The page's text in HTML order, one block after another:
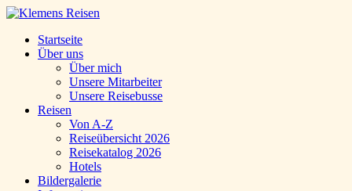
Startseite
Über uns
Über mich
Unsere Mitarbeiter
Unsere Reisebusse
Reisen
Von A-Z
Reiseübersicht 2026
Reisekatalog 2026
Hotels
Bildergalerie